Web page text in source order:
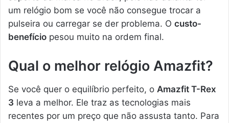
um relógio bom se você não consegue trocar a
pulseira ou carregar se der problema. O custo-
benefício pesou muito na ordem final.
Qual o melhor relógio Amazfit?
Se você quer o equilíbrio perfeito, o Amazfit T-Rex
3 leva a melhor. Ele traz as tecnologias mais
recentes por um preço que não assusta tanto. Para